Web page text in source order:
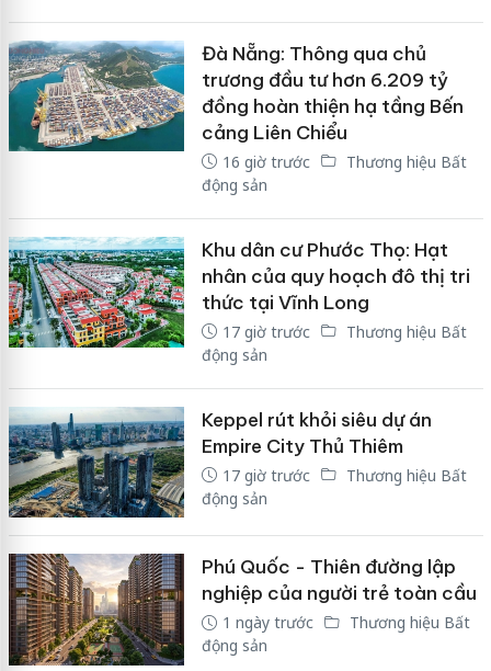
Đà Nẵng: Thông qua chủ
trương đầu tư hơn 6.209 tỷ
đồng hoàn thiện hạ tầng Bến
cảng Liên Chiểu
16 giờ trước
Thương hiệu Bất
động sản
Khu dân cư Phước Thọ: Hạt
nhân của quy hoạch đô thị tri
thức tại Vĩnh Long
17 giờ trước
Thương hiệu Bất
động sản
Keppel rút khỏi siêu dự án
Empire City Thủ Thiêm
17 giờ trước
Thương hiệu Bất
động sản
Phú Quốc - Thiên đường lập
nghiệp của người trẻ toàn cầu
1 ngày trước
Thương hiệu Bất
động sản